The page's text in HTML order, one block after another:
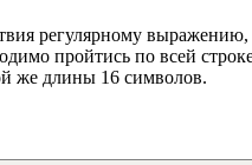
регулярному
пройтись по всей
же длины 16 символов.